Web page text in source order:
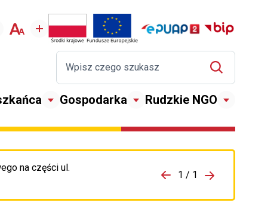
Gospodarka Rudzkie NGO
na części ul.
do porzpedniego komunikatu 1 / 1
Przejdź do